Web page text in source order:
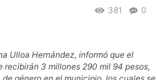
0
381
Ulloa Hernández, informó que el
recibirán 3 millones 290 mil 94 pesos,